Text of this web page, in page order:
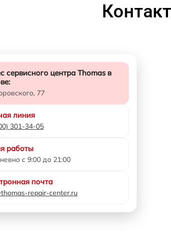
сервисного центра Thomas в
77
линия
301-34-05
работы
с 9:00 до 21:00
почта
repair-center.ru